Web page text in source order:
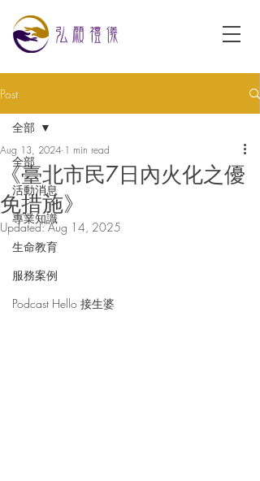
Post
全部
活動消息
專業知識
生命教育
服務案例
Podcast Hello 接生婆
全部
《臺北市民7日內火化之優
免措施》
Aug 13, 2024 1 min read
Updated:Aug 14, 2025